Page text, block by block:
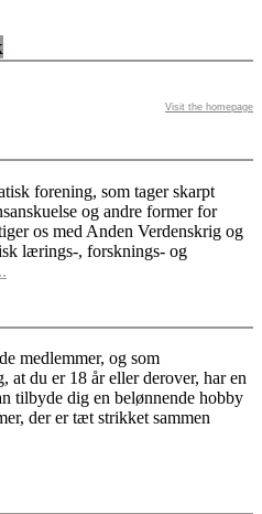
Visit the homepage
forening, som tager skarpt
og andre former for
os med Anden Verdenskrig og
lærings-, forsknings- og
medlemmer, og som
at du er 18 år eller derover, har en
tilbyde dig en belønnende hobby
der er tæt strikket sammen